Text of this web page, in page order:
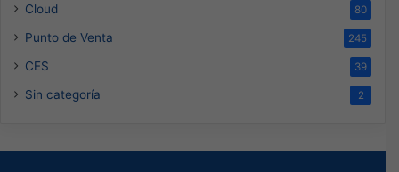
Cloud 80
Punto de Venta 245
CES 39
Sin categoría 2